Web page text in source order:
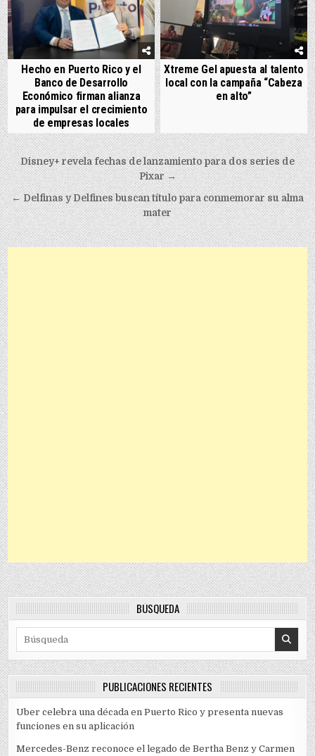
Hecho en Puerto Rico y el
Banco de Desarrollo
Económico firman alianza
para impulsar el crecimiento
de empresas locales
Xtreme Gel apuesta al talento
local con la campaña “Cabeza
en alto”
Post navigation
Disney+ revela fechas de lanzamiento para dos series de
Pixar →
← Delfinas y Delfines buscan título para conmemorar su alma
mater
BÚSQUEDA
PUBLICACIONES RECIENTES
Uber celebra una década en Puerto Rico y presenta nuevas
funciones en su aplicación
Mercedes-Benz reconoce el legado de Bertha Benz y Carmen